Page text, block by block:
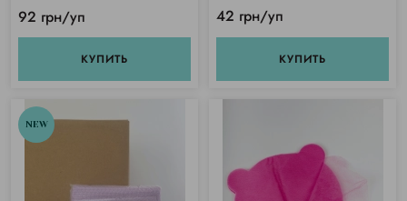
92 грн/уп
КУПИТЬ
42 грн/уп
КУПИТЬ
NEW